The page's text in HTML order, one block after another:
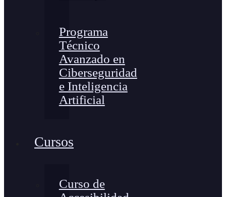
Programa
Técnico
Avanzado en
Ciberseguridad
e Inteligencia
Artificial
Cursos
Curso de